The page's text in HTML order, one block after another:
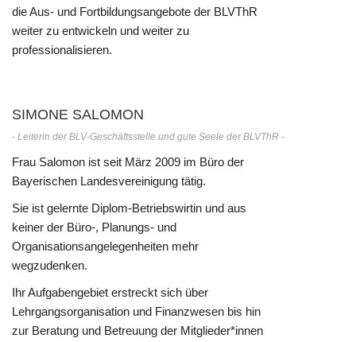
die Aus- und Fortbildungsangebote der BLVThR
weiter zu entwickeln und weiter zu
professionalisieren.
SIMONE SALOMON
- Leiterin der BLV-Geschäftsstelle und gute Seele der BLVThR -
Frau Salomon ist seit März 2009 im Büro der
Bayerischen Landesvereinigung tätig.
Sie ist gelernte Diplom-Betriebswirtin und aus
keiner der Büro-, Planungs- und
Organisationsangelegenheiten mehr
wegzudenken.
Ihr Aufgabengebiet erstreckt sich über
Lehrgangsorganisation und Finanzwesen bis hin
zur Beratung und Betreuung der Mitglieder*innen